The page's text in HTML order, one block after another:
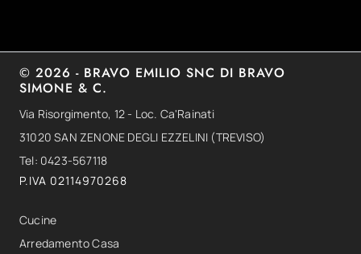
© 2026 - BRAVO EMILIO SNC DI BRAVO
SIMONE & C.
Via Risorgimento, 12 - Loc. Ca'Rainati
31020 SAN ZENONE DEGLI EZZELINI (TREVISO)
Tel: 0423-567118
P.IVA 02114970268
Cucine
Arredamento Casa